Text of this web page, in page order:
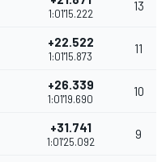
1:01'15.222
13
+22.522
1:01'15.873
11
+26.339
1:01'19.690
10
+31.741
1:01'25.092
9